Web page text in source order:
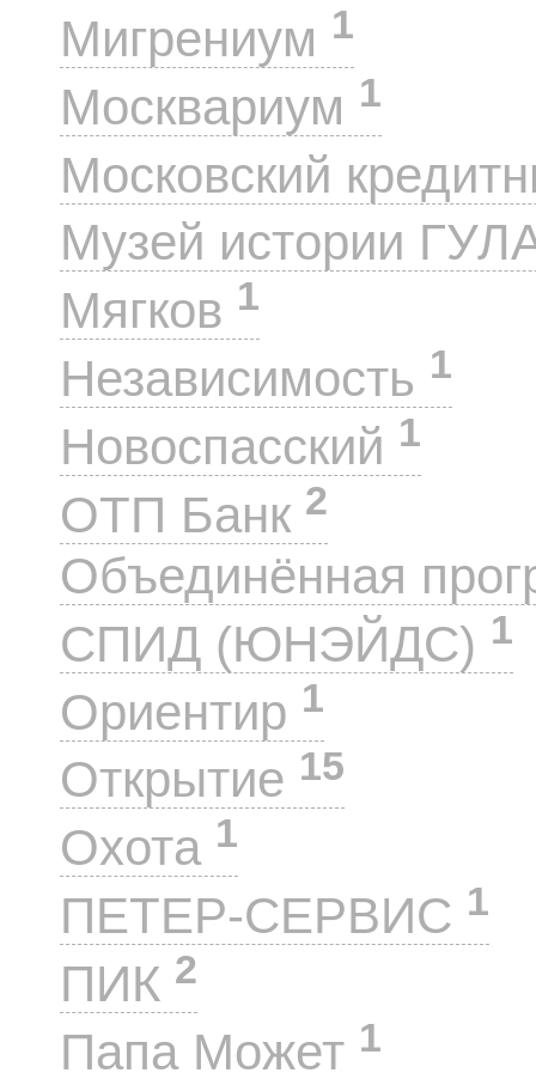
Мигрениум 1
Москвариум 1
Московский
Музей истории
Мягков 1
Независимость 1
Новоспасский 1
ОТП Банк 2
Объединённая
СПИД (ЮНЭЙДС) 1
Ориентир 1
Открытие 15
Охота 1
ПЕТЕР-СЕРВИС 1
ПИК 2
Папа Может 1